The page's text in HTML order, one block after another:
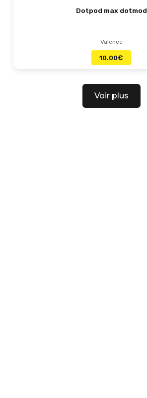
Dotpod max dotmod
Valence
10.00€
Voir plus